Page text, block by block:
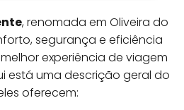
, renomada em Oliveira do
segurança e eficiência
experiência de viagem
está uma descrição geral do
oferecem: